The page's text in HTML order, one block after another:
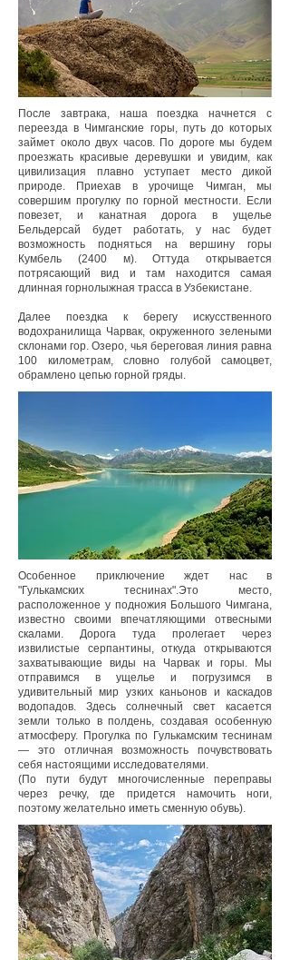
После завтрака, наша поездка начнется с
переезда в Чимганские горы, путь до которых
займет около двух часов. По дороге мы будем
проезжать красивые деревушки и увидим, как
цивилизация плавно уступает место дикой
природе. Приехав в урочище Чимган, мы
совершим прогулку по горной местности. Если
повезет, и канатная дорога в ущелье
Бельдерсай будет работать, у нас будет
возможность подняться на вершину горы
Кумбель (2400 м). Оттуда открывается
потрясающий вид и там находится самая
длинная горнолыжная трасса в Узбекистане.
Далее поездка к берегу искусственного
водохранилища Чарвак, окруженного зелеными
склонами гор. Озеро, чья береговая линия равна
100 километрам, словно голубой самоцвет,
обрамлено цепью горной гряды.
Особенное приключение ждет нас в
"Гулькамских теснинах".Это место,
расположенное у подножия Большого Чимгана,
известно своими впечатляющими отвесными
скалами. Дорога туда пролегает через
извилистые серпантины, откуда открываются
захватывающие виды на Чарвак и горы. Мы
отправимся в ущелье и погрузимся в
удивительный мир узких каньонов и каскадов
водопадов. Здесь солнечный свет касается
земли только в полдень, создавая особенную
атмосферу. Прогулка по Гулькамским теснинам
— это отличная возможность почувствовать
себя настоящими исследователями.
(По пути будут многочисленные переправы
через речку, где придется намочить ноги,
поэтому желательно иметь сменную обувь).